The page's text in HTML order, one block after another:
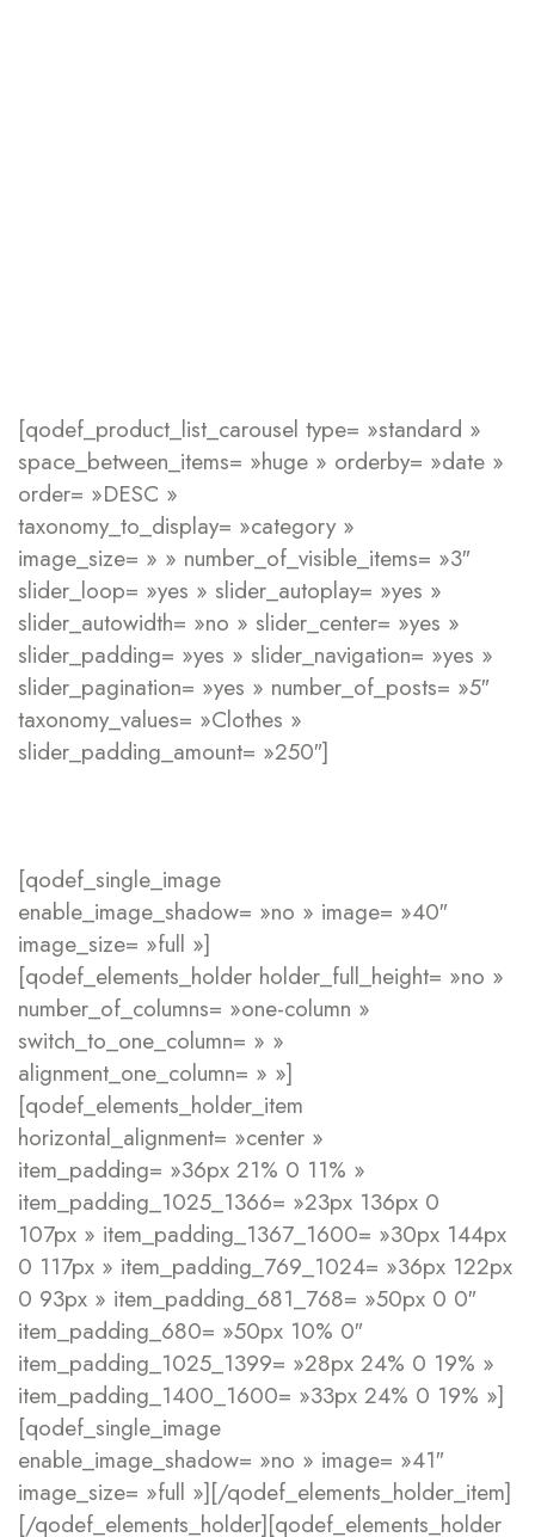
[qodef_product_list_carousel type= »standard »
space_between_items= »huge » orderby= »date »
order= »DESC »
taxonomy_to_display= »category »
image_size= » » number_of_visible_items= »3″
slider_loop= »yes » slider_autoplay= »yes »
slider_autowidth= »no » slider_center= »yes »
slider_padding= »yes » slider_navigation= »yes »
slider_pagination= »yes » number_of_posts= »5″
taxonomy_values= »Clothes »
slider_padding_amount= »250″]
[qodef_single_image
enable_image_shadow= »no » image= »40″
image_size= »full »]
[qodef_elements_holder holder_full_height= »no »
number_of_columns= »one-column »
switch_to_one_column= » »
alignment_one_column= » »]
[qodef_elements_holder_item
horizontal_alignment= »center »
item_padding= »36px 21% 0 11% »
item_padding_1025_1366= »23px 136px 0
107px » item_padding_1367_1600= »30px 144px
0 117px » item_padding_769_1024= »36px 122px
0 93px » item_padding_681_768= »50px 0 0″
item_padding_680= »50px 10% 0″
item_padding_1025_1399= »28px 24% 0 19% »
item_padding_1400_1600= »33px 24% 0 19% »]
[qodef_single_image
enable_image_shadow= »no » image= »41″
image_size= »full »][/qodef_elements_holder_item]
[/qodef_elements_holder][qodef_elements_holder